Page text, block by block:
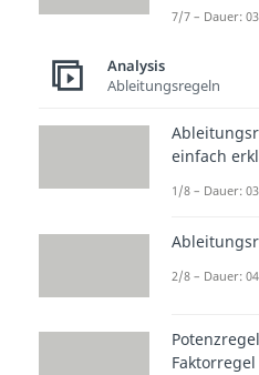
Um dir
zu
7/7 – Dauer:
Analysis
Ableitungsregeln
einfach
1/8 – Dauer:
2/8 – Dauer:
Faktorregel